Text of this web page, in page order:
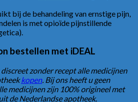
bij de behandeling van ernstige pijn,
is met opioïde pijnstillende
bestellen met iDEAL
zonder recept alle medicijnen
kopen. Bij ons heeft u geen
medicijnen zijn 100% origineel met
de Nederlandse apotheek.